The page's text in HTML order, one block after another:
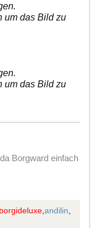
um das Bild zu
um das Bild zu
Borgward einfach
borgideluxe,andilin,